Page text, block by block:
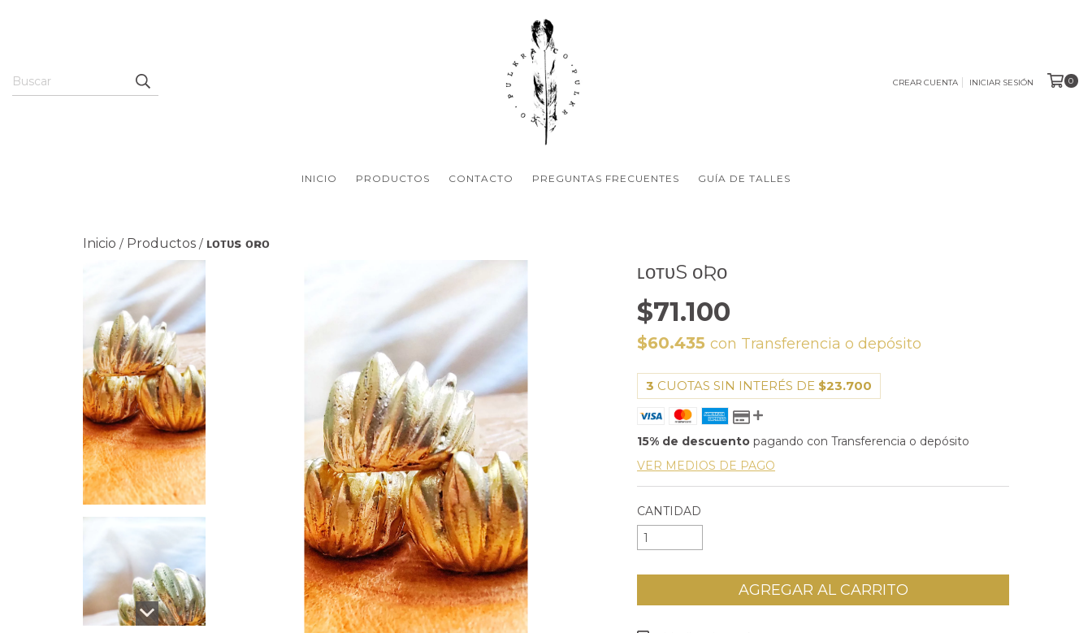
CREAR CUENTA INICIAR SESIÓN 0
INICIO PRODUCTOS CONTACTO PREGUNTAS FRECUENTES GUÍA DE TALLES
Inicio / Productos / ʟᴏᴛᴜs ᴏʀᴏ
ʟᴏᴛᴜS ᴏƦᴏ
$71.100
$60.435con Transferencia o depósito
3 CUOTAS SIN INTERÉS DE $23.700
15% de descuento pagando con Transferencia o depósito
VER MEDIOS DE PAGO
CANTIDAD